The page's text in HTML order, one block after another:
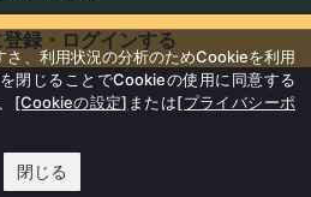
録・ログインする
さ、利用状況の分析のためCookieを利用
閉じることでCookieの使用に同意する
[Cookieの設定] または[プライバシーポ
閉じる